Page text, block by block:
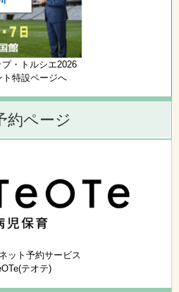
プ・トルシエ2026
ト特設ページへ
約ページ
ット予約サービス
テオテ)